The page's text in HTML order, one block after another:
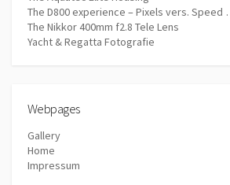
The D800 experience – Pixels vers.
The Nikkor 400mm f2.8 Tele Lens
Yacht & Regatta Fotografie
Webpages
Gallery
Home
Impressum